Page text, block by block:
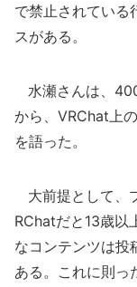
で禁止されている
スがある。
水瀬さんは、
から、VRChat上
を語った。
大前提として、
RChatだと13歳以
なコンテンツは投
ある。これに則っ